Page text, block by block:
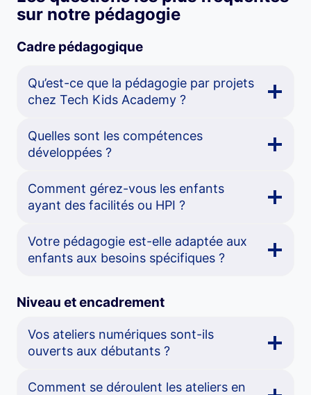
sur notre pédagogie
Cadre pédagogique
Qu’est-ce que la pédagogie par projets
chez Tech Kids Academy ?
Quelles sont les compétences
développées ?
Comment gérez-vous les enfants
ayant des facilités ou HPI ?
Votre pédagogie est-elle adaptée aux
enfants aux besoins spécifiques ?
Niveau et encadrement
Vos ateliers numériques sont-ils
ouverts aux débutants ?
Comment se déroulent les ateliers en